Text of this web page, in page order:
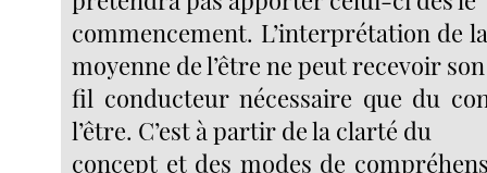
commencement. L’interprétation de
moyenne de l’être ne peut recevoir son
fil conducteur nécessaire que du
l’être. C’est à partir de la clarté du
concept et des modes de